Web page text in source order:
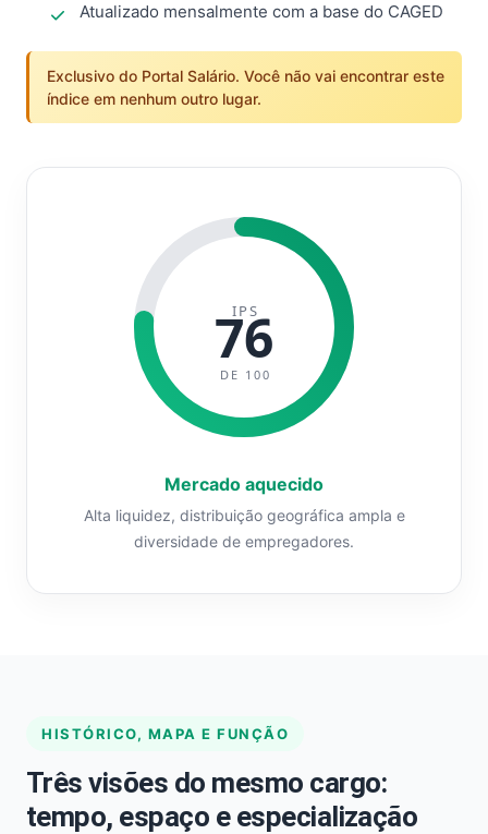
Atualizado mensalmente com a base do CAGED
Exclusivo do Portal Salário. Você não vai encontrar este
índice em nenhum outro lugar.
IPS
76
DE 100
Mercado aquecido
Alta liquidez, distribuição geográfica ampla e
diversidade de empregadores.
HISTÓRICO, MAPA E FUNÇÃO
Três visões do mesmo cargo:
tempo, espaço e especialização